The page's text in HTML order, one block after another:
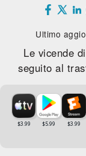
Ultimo
Le vicende
seguito al